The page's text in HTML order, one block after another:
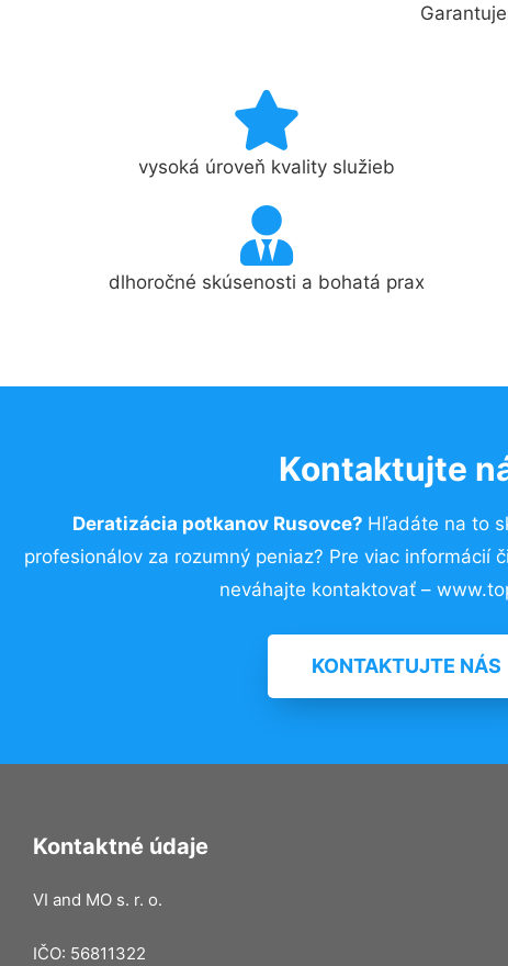
vysoká úroveň kvality služieb
dlhoročné skúsenosti a bohatá prax
Kontaktujte
Deratizácia potkanov Rusovce? Hľadáte na to
profesionálov za rozumný peniaz? Pre viac informácií
neváhajte kontaktovať –
KONTAKTUJTE NÁS
Kontaktné údaje
VI and MO s. r. o.
IČO: 56811322